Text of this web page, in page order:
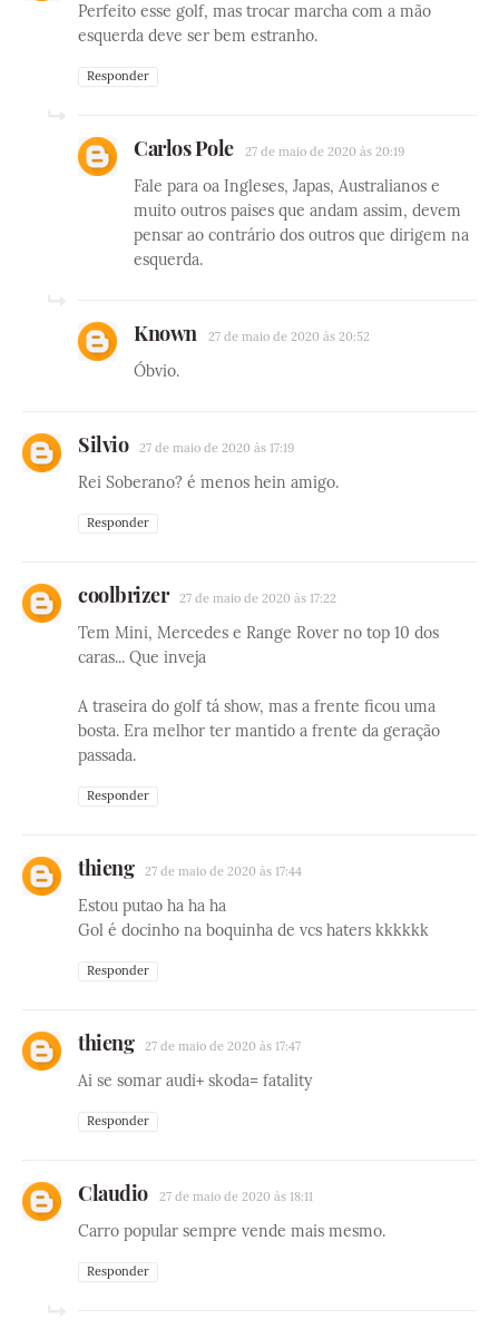
Perfeito esse golf, mas trocar marcha com a mão
esquerda deve ser bem estranho.
Responder
Carlos Pole 27 de maio de 2020 às 20:19
Fale para oa Ingleses, Japas, Australianos e
muito outros paises que andam assim, devem
pensar ao contrário dos outros que dirigem na
esquerda.
Known 27 de maio de 2020 às 20:52
Óbvio.
Silvio 27 de maio de 2020 às 17:19
Rei Soberano? é menos hein amigo.
Responder
coolbrizer 27 de maio de 2020 às 17:22
Tem Mini, Mercedes e Range Rover no top 10 dos
caras... Que inveja
A traseira do golf tá show, mas a frente ficou uma
bosta. Era melhor ter mantido a frente da geração
passada.
Responder
thieng 27 de maio de 2020 às 17:44
Estou putao ha ha ha
Gol é docinho na boquinha de vcs haters kkkkkk
Responder
thieng 27 de maio de 2020 às 17:47
Ai se somar audi+ skoda= fatality
Responder
Claudio 27 de maio de 2020 às 18:11
Carro popular sempre vende mais mesmo.
Responder